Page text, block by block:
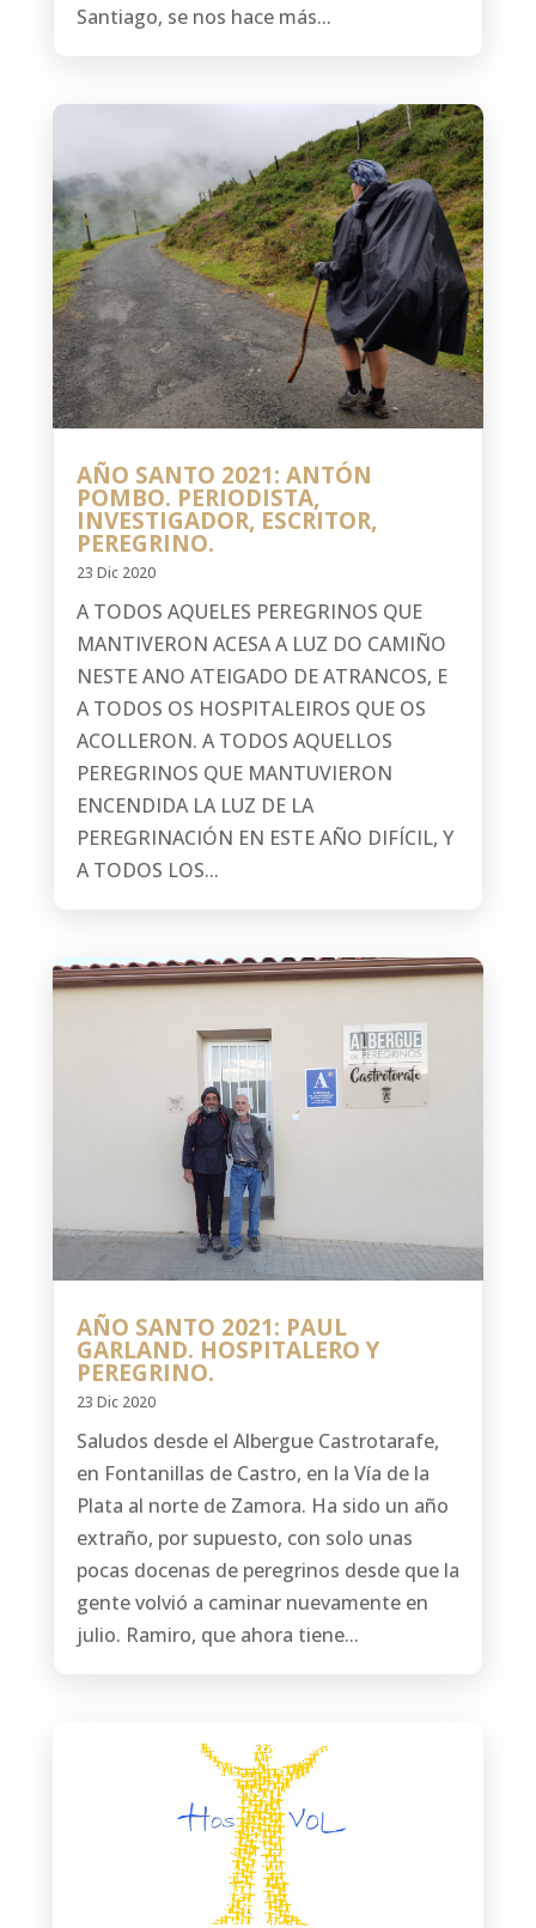
Santiago, se nos hace más...
AÑO SANTO 2021: ANTÓN
POMBO. PERIODISTA,
INVESTIGADOR, ESCRITOR,
PEREGRINO.
23 Dic 2020
A TODOS AQUELES PEREGRINOS QUE
MANTIVERON ACESA A LUZ DO CAMIÑO
NESTE ANO ATEIGADO DE ATRANCOS, E
A TODOS OS HOSPITALEIROS QUE OS
ACOLLERON. A TODOS AQUELLOS
PEREGRINOS QUE MANTUVIERON
ENCENDIDA LA LUZ DE LA
PEREGRINACIÓN EN ESTE AÑO DIFÍCIL, Y
A TODOS LOS...
AÑO SANTO 2021: PAUL
GARLAND. HOSPITALERO Y
PEREGRINO.
23 Dic 2020
Saludos desde el Albergue Castrotarafe,
en Fontanillas de Castro, en la Vía de la
Plata al norte de Zamora. Ha sido un año
extraño, por supuesto, con solo unas
pocas docenas de peregrinos desde que la
gente volvió a caminar nuevamente en
julio. Ramiro, que ahora tiene...